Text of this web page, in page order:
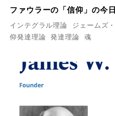
ファウラーの「信仰」の今
インテグラル理論 ジェームズ
仰発達理論 発達理論 魂